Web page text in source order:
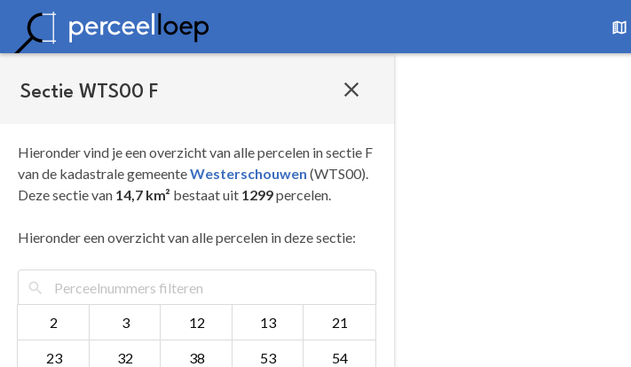
Sectie WTS00 F
Hieronder vind je een overzicht van alle percelen in sectie F
van de kadastrale gemeenteWesterschouwen (WTS00).
Deze sectie van 14,7 km² bestaat uit 1299percelen.
Hieronder een overzicht van alle percelen in deze sectie:
2 3 12 13 21
23 32 38 53 54